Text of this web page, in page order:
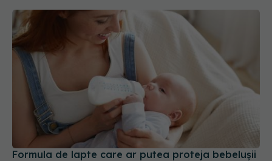
Formula de lapte care ar putea proteja bebelușii
de una dintre cele mai frecvente boli ale pielii
05 iul 2026, 11:55